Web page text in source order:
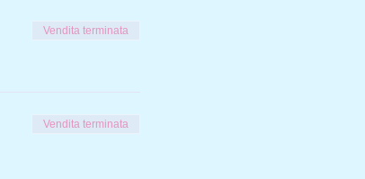
Vendita terminata
Vendita terminata